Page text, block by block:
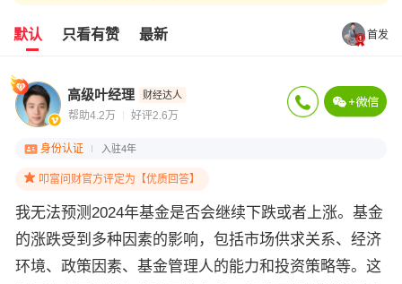
默认 只看有赞 最新 首发
高级叶经理 财经达人
帮助4.2万 好评2.6万
身份认证 入驻4年
叩富问财官方评定为【优质回答】
我无法预测2024年基金是否会继续下跌或者上涨。基金
的涨跌受到多种因素的影响，包括市场供求关系、经济
环境、政策因素、基金管理人的能力和投资策略等。这